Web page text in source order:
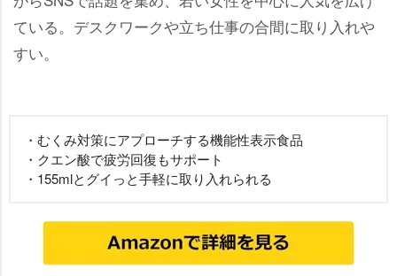
ている。デスクワークや立ち仕事の合間に取り入れ
すい。
・むくみ対策にアプローチする機能性表示食品
・クエン酸で疲労回復もサポート
・155mlとグイっと手軽に取り入れられる